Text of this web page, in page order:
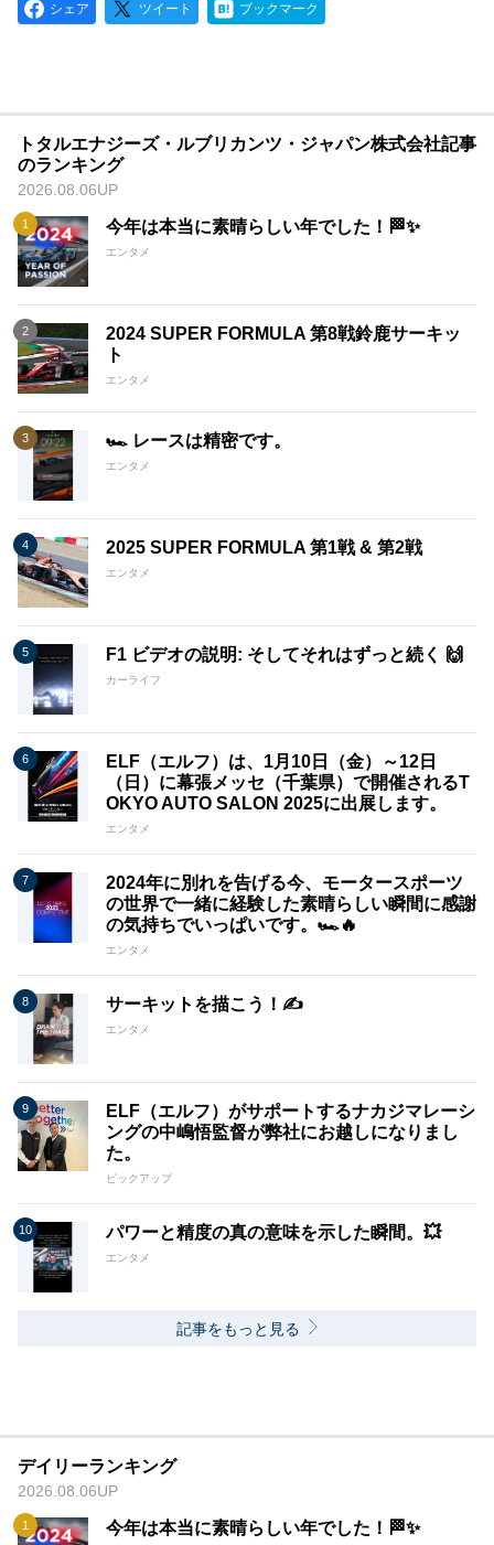
シェア ツイート ブックマーク
トタルエナジーズ・ルブリカンツ・ジャパン株式会社記事
のランキング
2026.08.06UP
今年は本当に素晴らしい年でした！🏁✨
エンタメ
2024 SUPER FORMULA 第8戦鈴鹿サーキッ
ト
エンタメ
🏎️ レースは精密です。
エンタメ
2025 SUPER FORMULA 第1戦 & 第2戦
エンタメ
F1 ビデオの説明: そしてそれはずっと続く 🙌
カーライフ
ELF（エルフ）は、1月10日（金）～12日
（日）に幕張メッセ（千葉県）で開催されるT
OKYO AUTO SALON 2025に出展します。
エンタメ
2024年に別れを告げる今、モータースポーツ
の世界で一緒に経験した素晴らしい瞬間に感謝
の気持ちでいっぱいです。🏎️🔥
エンタメ
サーキットを描こう！✍️
エンタメ
ELF（エルフ）がサポートするナカジマレーシ
ングの中嶋悟監督が弊社にお越しになりまし
た。
ピックアップ
パワーと精度の真の意味を示した瞬間。💥
エンタメ
記事をもっと見る
デイリーランキング
2026.08.06UP
今年は本当に素晴らしい年でした！🏁✨